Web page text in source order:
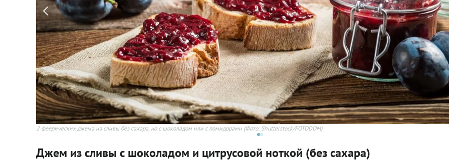
2 феерических джема из сливы без сахара, но с шоколадом или с помидорами (Фото: Shutterstock/FOTODOM)
Джем из сливы с шоколадом и цитрусовой ноткой (без сахара)